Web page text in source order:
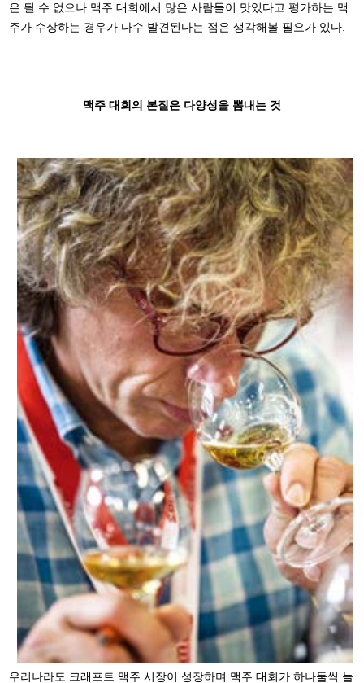
은 될 수 없으나 맥주 대회에서 많은 사람들이 맛있다고 평가하는 맥
주가 수상하는 경우가 다수 발견된다는 점은 생각해볼 필요가 있다.
맥주 대회의 본질은 다양성을 뽐내는 것
우리나라도 크래프트 맥주 시장이 성장하며 맥주 대회가 하나둘씩 늘